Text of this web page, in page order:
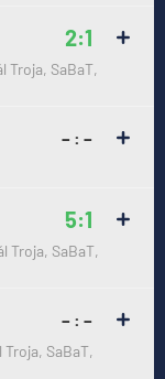
2:1
Troja, SaBaT,
– : –
5:1
Troja, SaBaT,
– : –
SaBaT,